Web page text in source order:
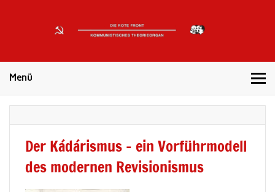
FRONT
Menü
Der Kádárismus – ein Vorführmodell
des modernen Revisionismus